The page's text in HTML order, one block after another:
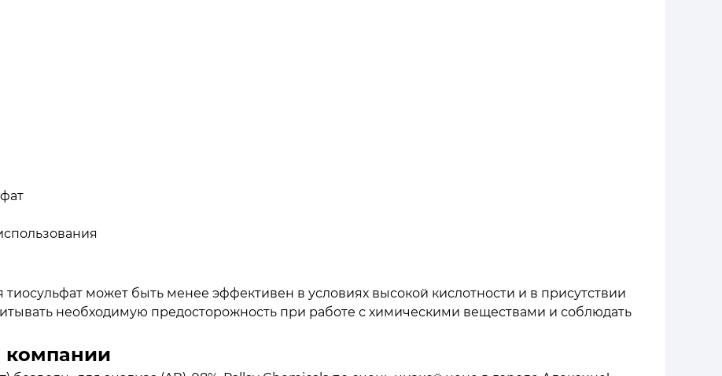
может быть менее эффективен в условиях высокой кислотности и в присутствии
необходимую предосторожность при работе с химическими веществами и соблюдать
компании